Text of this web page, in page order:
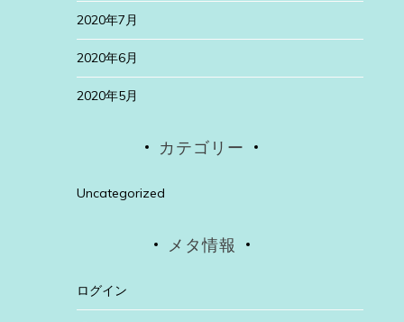
2020年7月
2020年6月
2020年5月
カテゴリー
Uncategorized
メタ情報
ログイン